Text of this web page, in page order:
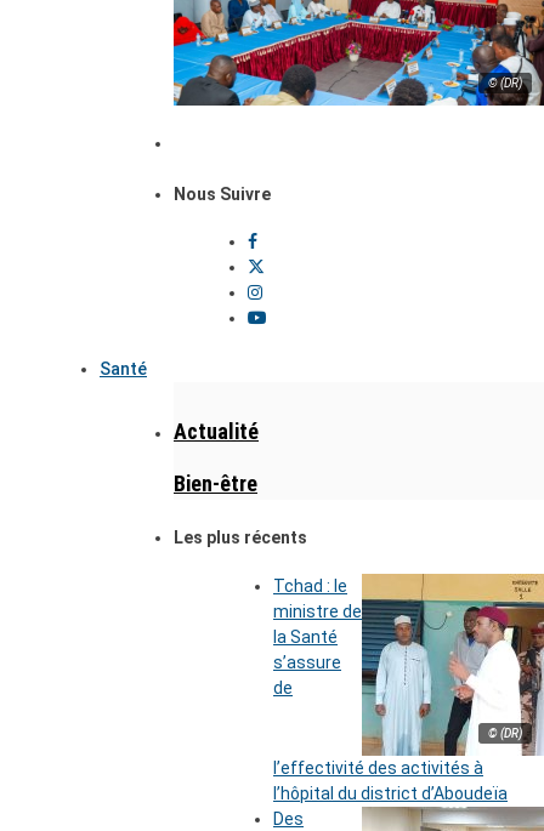
© (DR)
Nous Suivre
Santé
Actualité
Bien-être
Les plus récents
© (DR)
Tchad : le
ministre de
la Santé
s’assure
de
l’effectivité des activités à
l’hôpital du district d’Aboudeïa
Des